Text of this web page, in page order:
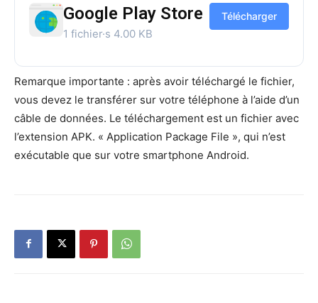
Google Play Store
1 fichier·s 4.00 KB
Télécharger
Remarque importante : après avoir téléchargé le fichier,
vous devez le transférer sur votre téléphone à l’aide d’un
câble de données. Le téléchargement est un fichier avec
l’extension APK. « Application Package File », qui n’est
exécutable que sur votre smartphone Android.